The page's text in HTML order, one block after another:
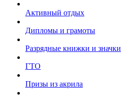
Активный отдых
Дипломы и грамоты
Разрядные книжки и значки
ГТО
Призы из акрила